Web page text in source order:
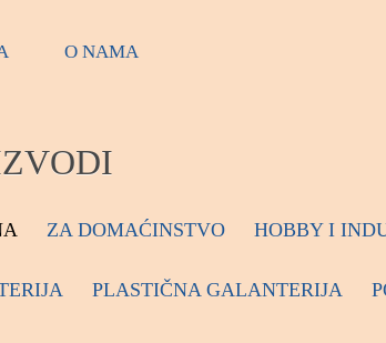
O NAMA
ZA DOMAĆINSTVO HOBBY I
PLASTIČNA GALANTERIJA